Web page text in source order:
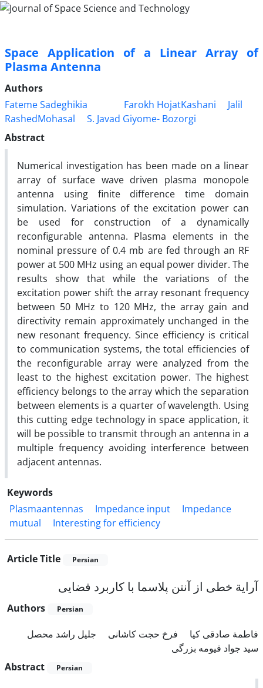
Space Application of a Linear Array of
Plasma Antenna
Authors
Fateme Sadeghikia
Farokh HojatKashani
Jalil
RashedMohasal
S. Javad Giyome- Bozorgi
Abstract
Numerical investigation has been made on a linear
array of surface wave driven plasma monopole
antenna using finite difference time domain
simulation. Variations of the excitation power can
be used for construction of a dynamically
reconfigurable antenna. Plasma elements in the
nominal pressure of 0.4 mb are fed through an RF
power at 500 MHz using an equal power divider. The
results show that while the variations of the
excitation power shift the array resonant frequency
between 50 MHz to 120 MHz, the array gain and
directivity remain approximately unchanged in the
new resonant frequency. Since efficiency is critical
to communication systems, the total efficiencies of
the reconfigurable array were analyzed from the
least to the highest excitation power. The highest
efficiency belongs to the array which the separation
between elements is a quarter of wavelength. Using
this cutting edge technology in space application, it
will be possible to transmit through an antenna in a
multiple frequency avoiding interference between
adjacent antennas.
Keywords
Plasmaantennas
Impedance input
Impedance
mutual
Interesting for efficiency
Article Title Persian
آرایة خطی از آنتن پلاسما با کاربرد فضایی
Authors Persian
فاطمة صادقی کیا فرخ حجت کاشانی
جلیل راشد محصل
سید جواد قیومه بزرگی
Abstract
Persian